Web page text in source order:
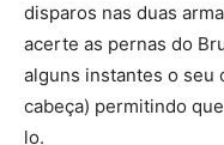
disparos nas duas
acerte as pernas do
alguns instantes o seu
cabeça) permitindo
lo.